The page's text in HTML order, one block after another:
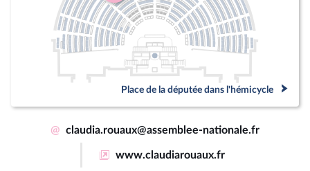
Place de la députée dans l'hémicycle
@ claudia.rouaux@assemblee-nationale.fr
www.claudiarouaux.fr